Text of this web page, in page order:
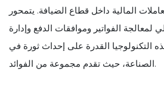
المالية داخل قطاع الضيافة. يتمحور
لمعالجة الفواتير وموافقات الدفع وإدارة
التكنولوجيا القدرة على إحداث ثورة في
الصناعة، حيث تقدم مجموعة من الفوائد.